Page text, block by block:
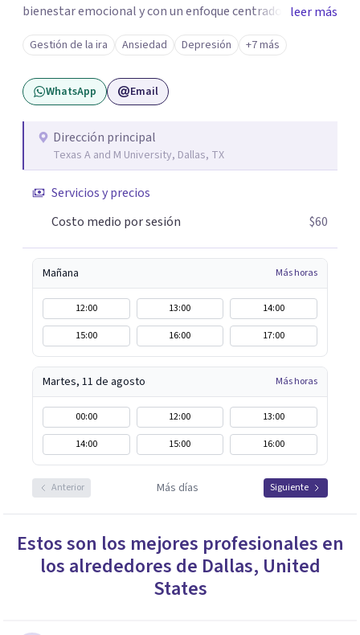
bienestar emocional y con un enfoque centrado en el
autoconocimiento y el aprendizaje mutuo. Mi manera de
trabajar se enfoca principalmente en los conflictos y
malestares que emergen en el presente, estableciendo
objetivos graduales y flexibles, de acuerdo a tu ritmo y
leer más
Gestión de la ira Ansiedad Depresión +7 más
WhatsApp Email
Dirección principal
Texas A and M University, Dallas, TX
Servicios y precios
Costo medio por sesión
$60
Mañana Más horas
12:00 13:00
14:00
15:00
16:00 17:00
Martes, 11 de agosto Más horas
00:00 12:00
13:00
14:00
15:00 16:00
Anterior Más días Siguiente
Estos son los mejores profesionales en
los alrededores de Dallas, United
States